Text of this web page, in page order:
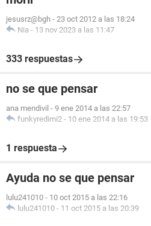
jesusrz@bgh - 23 oct 2012 a las 18:24
Nia - 13 nov 2023 a las 11:47
333 respuestas
no se que pensar
ana mendivil - 9 ene 2014 a las 22:57
funkyredimi2 - 10 ene 2014 a las 19:53
1 respuesta
Ayuda no se que pensar
lulu241010 - 10 oct 2015 a las 22:16
lulu241010 - 11 oct 2015 a las 20:39